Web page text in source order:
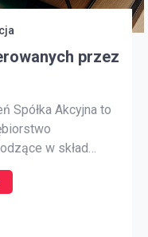
przez
Spółka Akcyjna to
w skład
została
rozpoczęto w roku